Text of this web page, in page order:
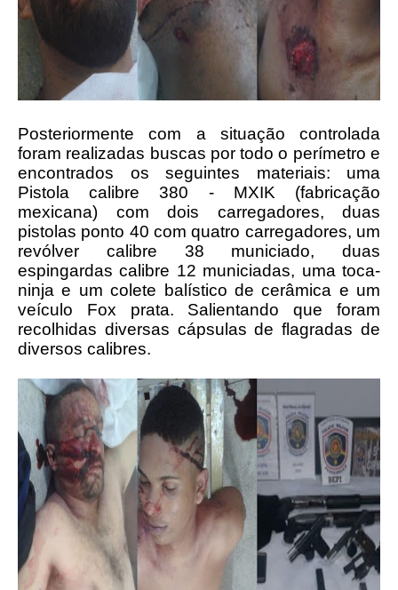
Posteriormente com a situação controlada
foram realizadas buscas por todo o perímetro e
encontrados os seguintes materiais: uma
Pistola calibre 380 - MXIK (fabricação
mexicana) com dois carregadores, duas
pistolas ponto 40 com quatro carregadores, um
revólver calibre 38 municiado, duas
espingardas calibre 12 municiadas, uma toca-
ninja e um colete balístico de cerâmica e um
veículo Fox prata. Salientando que foram
recolhidas diversas cápsulas de flagradas de
diversos calibres.